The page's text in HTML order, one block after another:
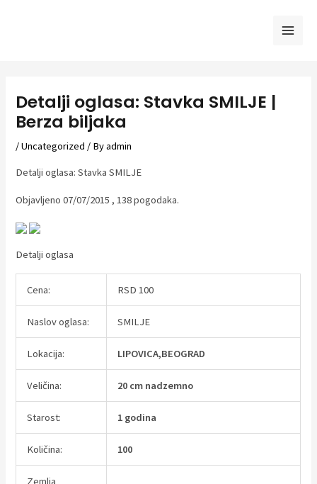
Detalji oglasa: Stavka SMILJE |
Berza biljaka
/Uncategorized / Byadmin
Detalji oglasa: Stavka SMILJE
Objavljeno 07/07/2015 , 138 pogodaka.
Detalji oglasa
Cena: RSD 100
Naslov oglasa: SMILJE
Lokacija: LIPOVICA,BEOGRAD
Veličina: 20 cm nadzemno
Starost: 1 godina
Količina: 100
Zemlja